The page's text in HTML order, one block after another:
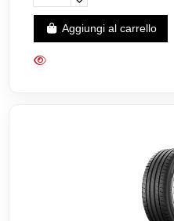
Aggiungi al carrello